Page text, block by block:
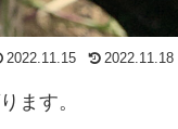
2022.11.15 2022.11.18
ます。